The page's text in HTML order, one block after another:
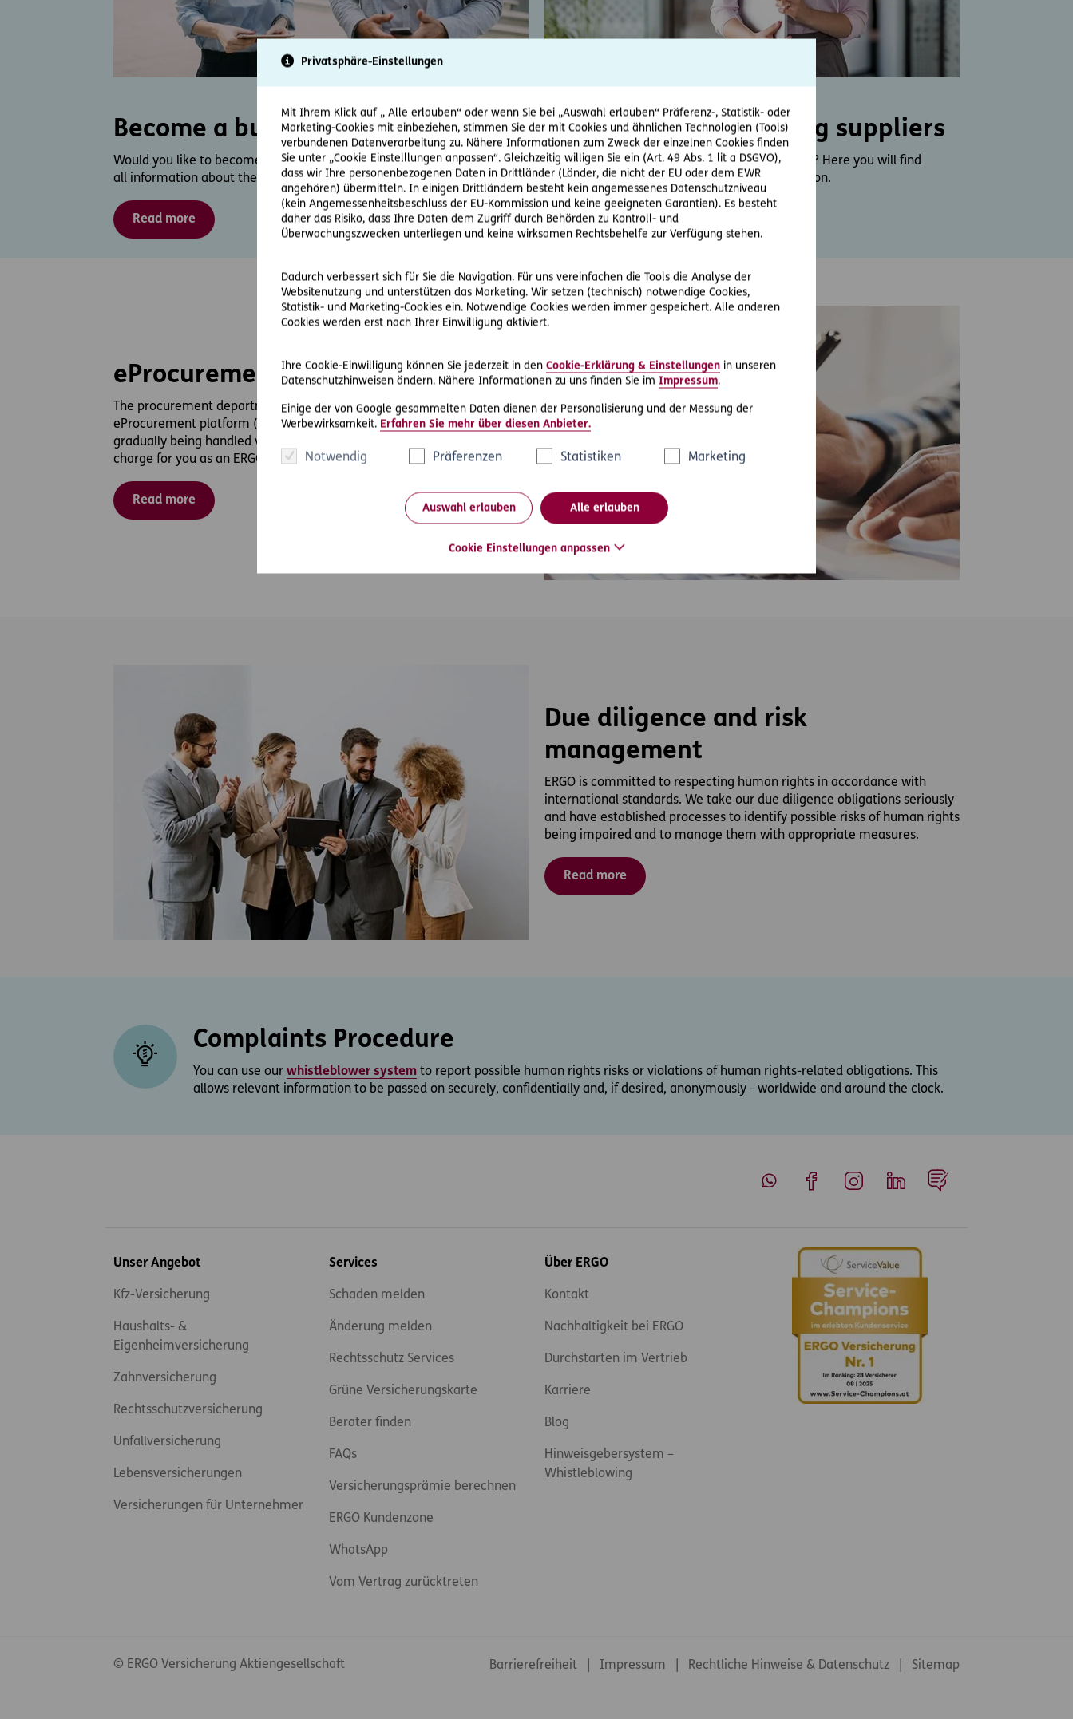
Privatsphäre-Einstellungen
Mit Ihrem Klick auf „ Alle erlauben“ oder wenn Sie bei „Auswahl erlauben“ Präferenz-, Statistik- oder
Marketing-Cookies mit einbeziehen, stimmen Sie der mit Cookies und ähnlichen Technologien (Tools)
verbundenen Datenverarbeitung zu. Nähere Informationen zum Zweck der einzelnen Cookies finden
Sie unter „Cookie Einstelllungen anpassen“. Gleichzeitig willigen Sie ein (Art. 49 Abs. 1 lit a DSGVO),
dass wir Ihre personenbezogenen Daten in Drittländer (Länder, die nicht der EU oder dem EWR
angehören) übermitteln. In einigen Drittländern besteht kein angemessenes Datenschutzniveau
(kein Angemessenheitsbeschluss der EU-Kommission und keine geeigneten Garantien). Es besteht
daher das Risiko, dass Ihre Daten dem Zugriff durch Behörden zu Kontroll- und
Überwachungszwecken unterliegen und keine wirksamen Rechtsbehelfe zur Verfügung stehen.
Dadurch verbessert sich für Sie die Navigation. Für uns vereinfachen die Tools die Analyse der
Websitenutzung und unterstützen das Marketing. Wir setzen (technisch) notwendige Cookies,
Statistik- und Marketing-Cookies ein. Notwendige Cookies werden immer gespeichert. Alle anderen
Cookies werden erst nach Ihrer Einwilligung aktiviert.
Ihre Cookie-Einwilligung können Sie jederzeit in den Cookie-Erklärung & Einstellungen in unseren
Datenschutzhinweisen ändern. Nähere Informationen zu uns finden Sie im Impressum.
Einige der von Google gesammelten Daten dienen der Personalisierung und der Messung der
Werbewirksamkeit. Erfahren Sie mehr über diesen Anbieter.
Notwendig Präferenzen Statistiken Marketing
Auswahl erlauben Alle erlauben
Cookie Einstellungen anpassen
Become a business partner
Would you like to become a business partner of ERGO? Here you will find
all information about the process.
Read more
Information for existing suppliers
You are already a business partner of the ERGO? Here you will find
important information regarding the cooperation.
Read more
eProcurement Platform
The procurement department of ERGO works with Coupa, a cloud-based
eProcurement platform (www.coupa.com). All purchasing processes are
gradually being handled via this platform. The usage of Coupa is free of
charge for you as an ERGO supplier.
Read more
Due diligence and risk
management
ERGO is committed to respecting human rights in accordance with
international standards. We take our due diligence obligations seriously
and have established processes to identify possible risks of human rights
being impaired and to manage them with appropriate measures.
Read more
Complaints Procedure
You can use our whistleblower system to report possible human rights risks or violations of human rights-related obligations. This
allows relevant information to be passed on securely, confidentially and, if desired, anonymously - worldwide and around the clock.
Inhaltsübersicht
Unser Angebot
Kfz-Versicherung
Haushalts- &
Eigenheimversicherung
Zahnversicherung
Rechtsschutzversicherung
Unfallversicherung
Lebensversicherungen
Versicherungen für Unternehmer
Services
Schaden melden
Änderung melden
Rechtsschutz Services
Grüne Versicherungskarte
Berater finden
FAQs
Versicherungsprämie berechnen
ERGO Kundenzone
WhatsApp
Vom Vertrag zurücktreten
Über ERGO
Kontakt
Nachhaltigkeit bei ERGO
Durchstarten im Vertrieb
Karriere
Blog
Hinweisgebersystem –
Whistleblowing
© ERGO Versicherung Aktiengesellschaft Footer-Links
Barrierefreiheit Impressum Rechtliche Hinweise & Datenschutz Sitemap